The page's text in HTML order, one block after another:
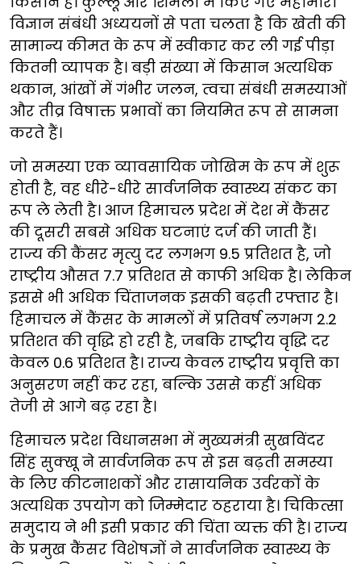
विज्ञान संबंधी अध्ययनों से पता चलता है कि खेती की
सामान्य कीमत के रूप में स्वीकार कर ली गई पीड़ा
कितनी व्यापक है। बड़ी संख्या में किसान अत्यधिक
थकान, आंखों में गंभीर जलन, त्वचा संबंधी समस्याओं
और तीव्र विषाक्त प्रभावों का नियमित रूप से सामना
करते हैं।
जो समस्या एक व्यावसायिक जोखिम के रूप में शुरू
होती है, वह धीरे-धीरे सार्वजनिक स्वास्थ्य संकट का
रूप ले लेती है। आज हिमाचल प्रदेश में देश में कैंसर
की दूसरी सबसे अधिक घटनाएं दर्ज की जाती हैं।
राज्य की कैंसर मृत्यु दर लगभग 9.5 प्रतिशत है, जो
राष्ट्रीय औसत 7.7 प्रतिशत से काफी अधिक है। लेकिन
इससे भी अधिक चिंताजनक इसकी बढ़ती रफ्तार है।
हिमाचल में कैंसर के मामलों में प्रतिवर्ष लगभग 2.2
प्रतिशत की वृद्धि हो रही है, जबकि राष्ट्रीय वृद्धि दर
केवल 0.6 प्रतिशत है। राज्य केवल राष्ट्रीय प्रवृत्ति का
अनुसरण नहीं कर रहा, बल्कि उससे कहीं अधिक
तेजी से आगे बढ़ रहा है।
हिमाचल प्रदेश विधानसभा में मुख्यमंत्री सुखविंदर
सिंह सुक्खू ने सार्वजनिक रूप से इस बढ़ती समस्या
के लिए कीटनाशकों और रासायनिक उर्वरकों के
अत्यधिक उपयोग को जिम्मेदार ठहराया है। चिकित्सा
समुदाय ने भी इसी प्रकार की चिंता व्यक्त की है। राज्य
के प्रमुख कैंसर विशेषज्ञों ने सार्वजनिक स्वास्थ्य के